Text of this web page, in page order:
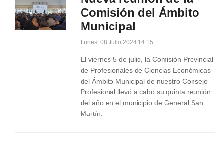
Comisión del Ámbito
Municipal
Lunes, 08 Julio 2024 14:15
El viernes 5 de julio, la Comisión Provincial
de Profesionales de Ciencias Económicas
del Ámbito Municipal de nuestro Consejo
Profesional llevó a cabo su quinta reunión
del año en el municipio de General San
Martín.